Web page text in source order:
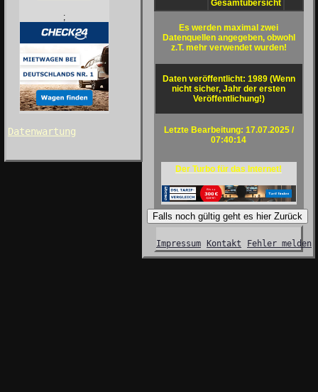
;
Datenwartung
Gesamtübersicht
Es werden maximal zwei
Datenquellen angegeben, obwohl
z.T. mehr verwendet wurden!
Daten veröffentlicht: 1989 (Wenn
nicht sicher, Jahr der ersten
Veröffentlichung!)
Letzte Bearbeitung: 17.07.2025 /
07:40:14
Der Turbo für das Internet!
Falls noch gültig geht es hier Zurück
Impressum Kontakt Fehler melden